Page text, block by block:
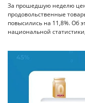
За прошедшую неделю
продовольственные
повысились на 11,8%. Об
национальной